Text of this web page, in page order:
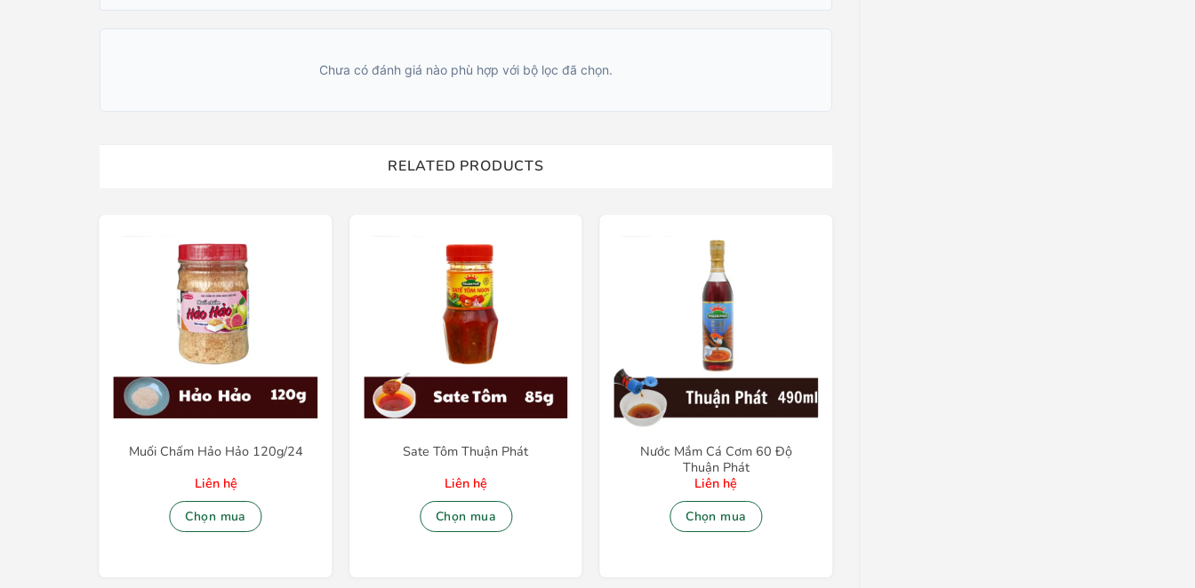
Chưa có đánh giá nào phù hợp với bộ lọc đã chọn.
RELATED PRODUCTS
Muối Chấm Hảo Hảo 120g/24
Liên hệ
Chọn mua
Sate Tôm Thuận Phát
Liên hệ
Chọn mua
Nước Mắm Cá Cơm 60 Độ
Thuận Phát
Liên hệ
Chọn mua